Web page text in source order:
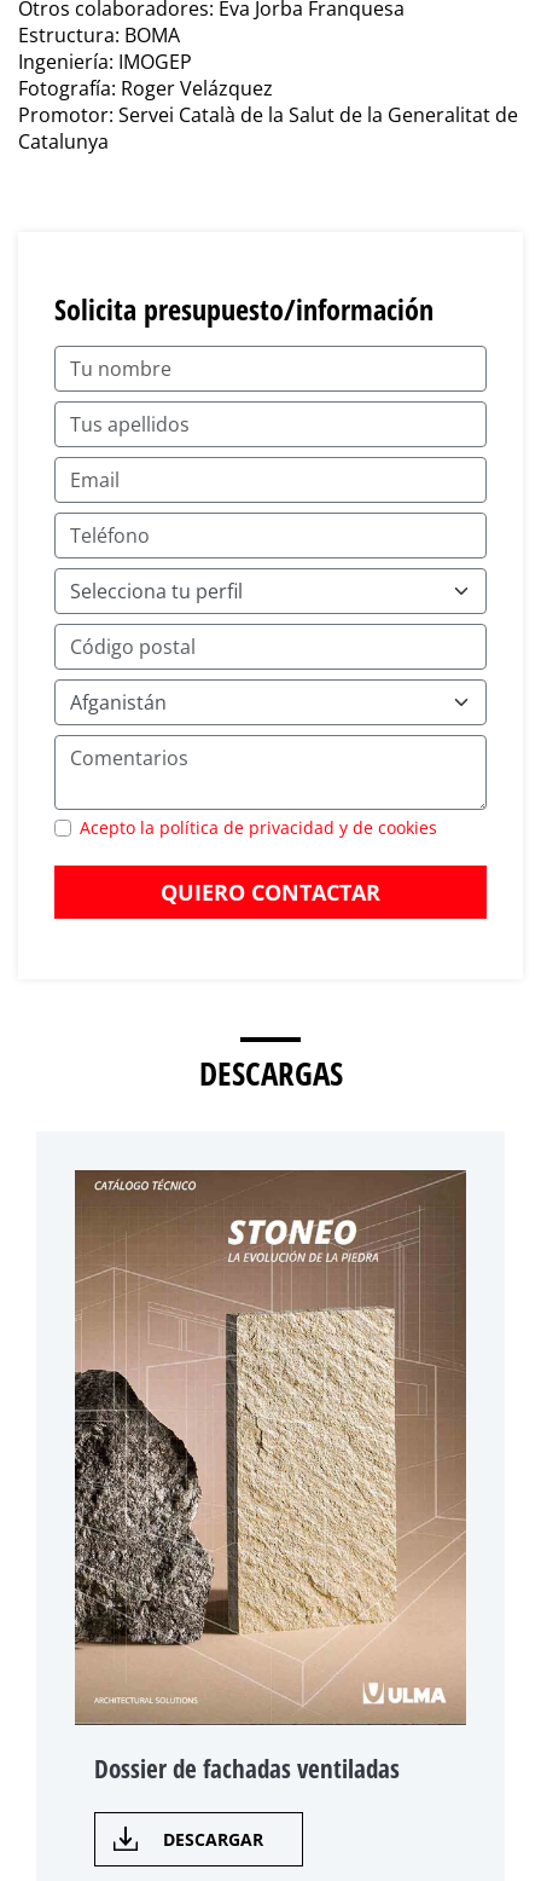
Otros colaboradores: Eva Jorba Franquesa
Estructura: BOMA
Ingeniería: IMOGEP
Fotografía: Roger Velázquez
Promotor: Servei Català de la Salut de la Generalitat de
Catalunya
Solicita presupuesto/información
Acepto la política de privacidad y de cookies
QUIERO CONTACTAR
DESCARGAS
Dossier de fachadas ventiladas
DESCARGAR